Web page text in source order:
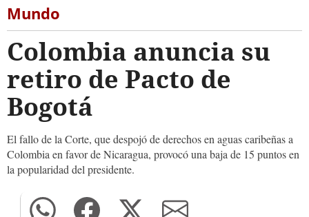
Mundo
Colombia anuncia su
retiro de Pacto de
Bogotá
El fallo de la Corte, que despojó de derechos en aguas caribeñas a
Colombia en favor de Nicaragua, provocó una baja de 15 puntos en
la popularidad del presidente.